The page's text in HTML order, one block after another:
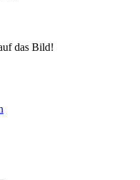
das Bild!